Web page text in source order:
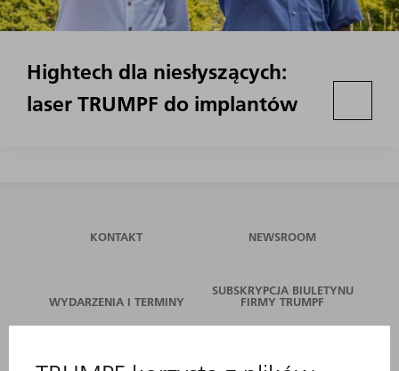
Hightech dla niesłyszących:
laser TRUMPF do implantów
KONTAKT NEWSROOM
WYDARZENIA I TERMINY
SUBSKRYPCJA BIULETYNU
FIRMY TRUMPF